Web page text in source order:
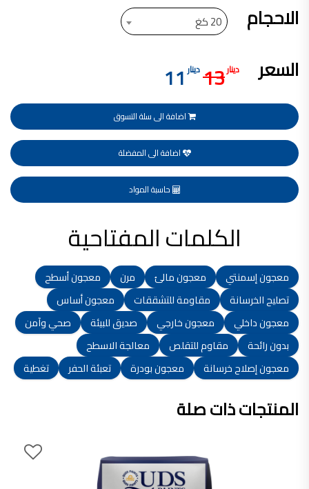
شقق للإيجار في عبدون, شقق للايجار السابع, شقق للايجار 180 دينار
شقق للايجار في المقابلين, شقق للايجار في عمان خلدا,
فيلا مع مسبح للبيع
فلل للبيع في الاردن
فلل للبيع في عبدون
فلل للبيع في الظهير
فلل للبيع في خلدا
فلل للبيع في السلط
صالونات تجميل,
اسماء صالونات تجميل,
اسماء صالونات تجميل في سوريا,
اسماء صالونات تجميل في لبنان,
صالونات في عمان للسيدات,
أسماء صالونات تجميل في إيطاليا,
عروض صالونات التجميل في عمان
دهان جدران ,
دهان منازل ,
دهان ضد العن,
عروض دهان
دهان
شركات دهانات في الاردن
الاحجام
20 كغ
السعر دينار13دينار 11
اضافة الى سلة التسوق
اضافة الى المفضلة
حاسبة المواد
الكلمات المفتاحية
معجون إسمنتي معجون مالئ مرن
معجون أسطح
تصليح الخرسانة
مقاومة للتشققات
معجون أساس
معجون داخلي
معجون خارجي صديق للبيئة
صحي وآمن
بدون رائحة
مقاوم للتقلص
معالجة الاسطح
معجون إصلاح خرسانة
معجون بودرة تعبئة الحفر تغطية
المنتجات ذات صلة